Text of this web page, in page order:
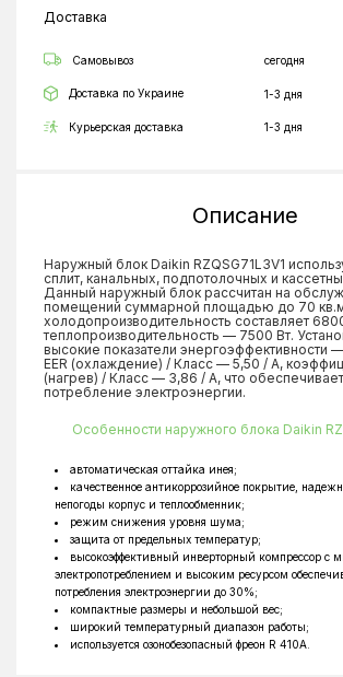
Доставка
Самовывоз сегодня
Доставка по Украине 1-3 дня
Курьерская доставка 1-3 дня
Описание
Наружный блок Daikin RZQSG71L3V1
сплит, канальных, подпотолочных и
Данный наружный блок рассчитан на
помещений суммарной площадью до 70
холодопроизводительность составляет
теплопроизводительность — 7500 Вт.
высокие показатели энергоэффективности
EER (охлаждение) / Класс — 5,50 / А,
(нагрев) / Класс — 3,86 / А, что
потребление электроэнергии.
Особенности наружного блока Daikin
автоматическая оттайка инея;
качественное антикоррозийное покрытие,
непогоды корпус и теплообменник;
режим снижения уровня шума;
защита от предельных температур;
высокоэффективный инверторный компрессор с
электропотреблением и высоким ресурсом
потребления электроэнергии до 30%;
компактные размеры и небольшой вес;
широкий температурный диапазон работы;
используется озонобезопасный фреон R 410A.